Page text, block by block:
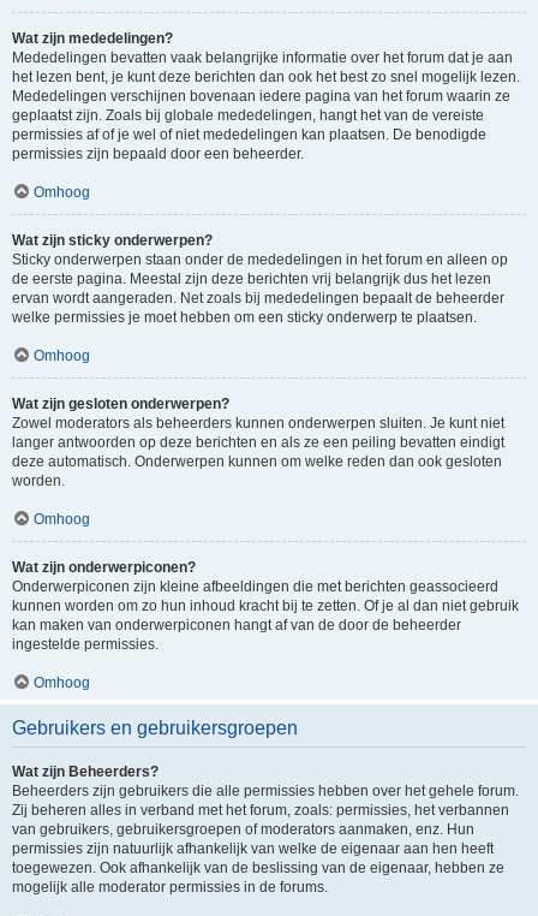
Wat zijn mededelingen?
Mededelingen bevatten vaak belangrijke informatie over het forum dat je aan
het lezen bent, je kunt deze berichten dan ook het best zo snel mogelijk lezen.
Mededelingen verschijnen bovenaan iedere pagina van het forum waarin ze
geplaatst zijn. Zoals bij globale mededelingen, hangt het van de vereiste
permissies af of je wel of niet mededelingen kan plaatsen. De benodigde
permissies zijn bepaald door een beheerder.
Omhoog
Wat zijn sticky onderwerpen?
Sticky onderwerpen staan onder de mededelingen in het forum en alleen op
de eerste pagina. Meestal zijn deze berichten vrij belangrijk dus het lezen
ervan wordt aangeraden. Net zoals bij mededelingen bepaalt de beheerder
welke permissies je moet hebben om een sticky onderwerp te plaatsen.
Omhoog
Wat zijn gesloten onderwerpen?
Zowel moderators als beheerders kunnen onderwerpen sluiten. Je kunt niet
langer antwoorden op deze berichten en als ze een peiling bevatten eindigt
deze automatisch. Onderwerpen kunnen om welke reden dan ook gesloten
worden.
Omhoog
Wat zijn onderwerpiconen?
Onderwerpiconen zijn kleine afbeeldingen die met berichten geassocieerd
kunnen worden om zo hun inhoud kracht bij te zetten. Of je al dan niet gebruik
kan maken van onderwerpiconen hangt af van de door de beheerder
ingestelde permissies.
Omhoog
Gebruikers en gebruikersgroepen
Wat zijn Beheerders?
Beheerders zijn gebruikers die alle permissies hebben over het gehele forum.
Zij beheren alles in verband met het forum, zoals: permissies, het verbannen
van gebruikers, gebruikersgroepen of moderators aanmaken, enz. Hun
permissies zijn natuurlijk afhankelijk van welke de eigenaar aan hen heeft
toegewezen. Ook afhankelijk van de beslissing van de eigenaar, hebben ze
mogelijk alle moderator permissies in de forums.